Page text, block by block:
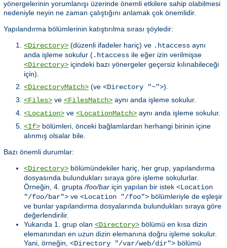
yönergelerinin yorumlanışı üzerinde önemli etkilere sahip olabilmesi
nedeniyle neyin ne zaman çalıştığını anlamak çok önemlidir.
Yapılandırma bölümlerinin katıştırılma sırası şöyledir:
<Directory> (düzenli ifadeler hariç) ve .htaccess aynı
anda işleme sokulur (.htaccess ile eğer izin verilmişse
<Directory> içindeki bazı yönergeler geçersiz kılınabileceği
için).
<DirectoryMatch> (ve <Directory "~">).
<Files> ve <FilesMatch> aynı anda işleme sokulur.
<Location> ve <LocationMatch> aynı anda işleme sokulur.
<If> bölümleri, önceki bağlamlardan herhangi birinin içine
alınmış olsalar bile.
Bazı önemli durumlar:
<Directory> bölümündekiler hariç, her grup, yapılandırma
dosyasında bulundukları sıraya göre işleme sokulurlar.
Örneğin, 4. grupta/foo/bar için yapılan bir istek <Location
"/foo/bar"> ve <Location "/foo"> bölümleriyle de eşleşir
ve bunlar yapılandırma dosyalarında bulundukları sıraya göre
değerlendirilir.
Yukarıda 1. grup olan <Directory> bölümü en kısa dizin
elemanından en uzun dizin elemanına doğru işleme sokulur.
Yani, örneğin, <Directory "/var/web/dir"> bölümü